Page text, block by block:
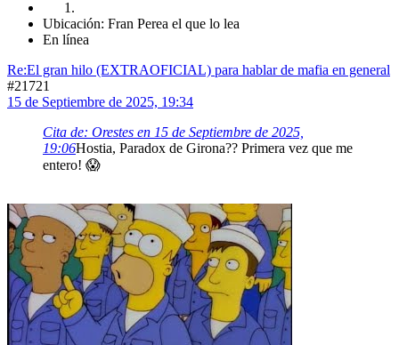
Ubicación: Fran Perea el que lo lea
En línea
Re:El gran hilo (EXTRAOFICIAL) para hablar de mafia en general
#21721
15 de Septiembre de 2025, 19:34
Cita de: Orestes en 15 de Septiembre de 2025,
19:06Hostia, Paradox de Girona?? Primera vez que me
entero! 😱